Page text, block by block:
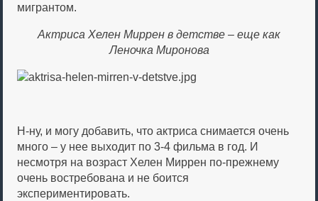
мигрантом.
Актриса Хелен Миррен в детстве – еще как
Леночка Миронова
Н-ну, и могу добавить, что актриса снимается очень
много – у нее выходит по 3-4 фильма в год. И
несмотря на возраст Хелен Миррен по-прежнему
очень востребована и не боится
экспериментировать.